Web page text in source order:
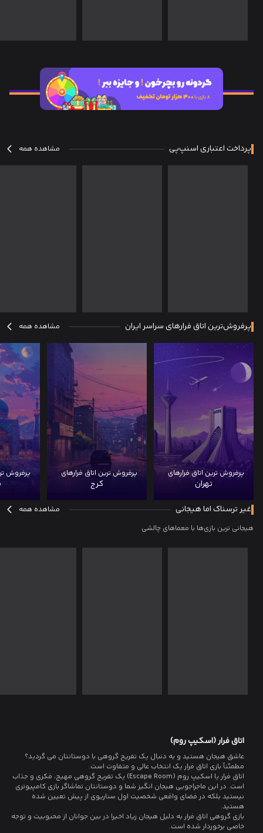
پرداخت اعتباری اسنپ‌پی مشاهده همه
پرفروش‌ترین اتاق فرارهای سراسر ایران مشاهده همه
پرفروش ترین اتاق فرار‌های
تهران
پرفروش ترین اتاق فرار‌های
کرج
پرفروش
غیر ترسناک اما هیجانی
مشاهده همه
هیجانی ترین بازی‌ها با معماهای چالشی
اتاق فرار (اسکیپ روم)
عاشق هیجان هستید و به دنبال یک تفریح گروهی با دوستانتان می گردید؟
مطمئناً بازی اتاق فرار یک انتخاب عالی و متفاوت است.
اتاق فرار یا اسکیپ روم (Escape Room) یک تفریح گروهی مهیج، فکری و جذاب
است. در این ماجراجویی هیجان انگیز شما و دوستانتان تماشاگر بازی کامپیوتری
نیستید بلکه در فضای واقعی شخصیت اول سناریوی از پیش تعیین شده
هستید.
بازی‌ گروهی اتاق فرار به دلیل هیجان زیاد اخیرا در بین جوانان از محبوبیت و توجه
خاصی برخوردار شده است.